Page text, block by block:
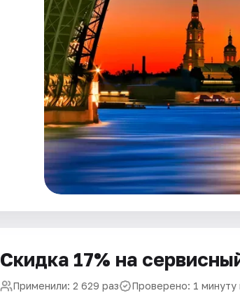
Скидка 17% на
Применили: 2 629 раз Проверено: 1 минуту